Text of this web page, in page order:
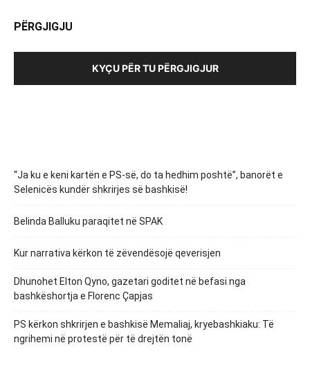
PËRGJIGJU
KYÇU PËR TU PËRGJIGJUR
“Ja ku e keni kartën e PS-së, do ta hedhim poshtë”, banorët e
Selenicës kundër shkrirjes së bashkisë!
Belinda Balluku paraqitet në SPAK
Kur narrativa kërkon të zëvendësojë qeverisjen
Dhunohet Elton Qyno, gazetari goditet në befasi nga
bashkëshortja e Florenc Çapjas
PS kërkon shkrirjen e bashkisë Memaliaj, kryebashkiaku: Të
ngrihemi në protestë për të drejtën tonë